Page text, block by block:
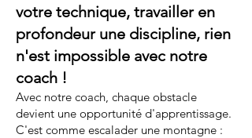
votre technique, travailler en
profondeur une discipline, rien
n'est impossible avec notre
coach !
Avec notre coach, chaque obstacle
devient une opportunité d'apprentissage.
C'est comme escalader une montagne :